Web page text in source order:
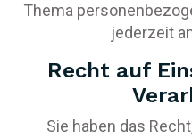
Thema
jederzeit
Recht auf
Sie haben das